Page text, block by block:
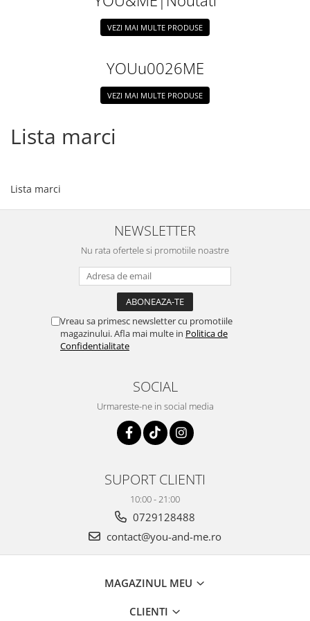
VEZI MAI MULTE PRODUSE
YOUu0026ME
VEZI MAI MULTE PRODUSE
Lista marci
Lista marci
NEWSLETTER
Nu rata ofertele si promotiile noastre
Vreau sa primesc newsletter cu promotiile
magazinului. Afla mai multe in Politica de
Confidentialitate
SOCIAL
Urmareste-ne in social media
SUPORT CLIENTI
10:00 - 21:00
0729128488
contact@you-and-me.ro
MAGAZINUL MEU
CLIENTI